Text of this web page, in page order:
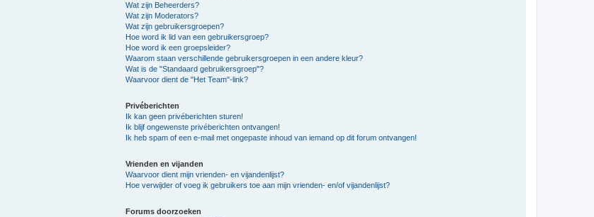
Wat zijn Beheerders?
Wat zijn Moderators?
Wat zijn gebruikersgroepen?
Hoe word ik lid van een gebruikersgroep?
Hoe word ik een groepsleider?
Waarom staan verschillende gebruikersgroepen in een andere kleur?
Wat is de "Standaard gebruikersgroep"?
Waarvoor dient de "Het Team"-link?
Privéberichten
Ik kan geen privéberichten sturen!
Ik blijf ongewenste privéberichten ontvangen!
Ik heb spam of een e-mail met ongepaste inhoud van iemand op dit forum ontvangen!
Vrienden en vijanden
Waarvoor dient mijn vrienden- en vijandenlijst?
Hoe verwijder of voeg ik gebruikers toe aan mijn vrienden- en/of vijandenlijst?
Forums doorzoeken